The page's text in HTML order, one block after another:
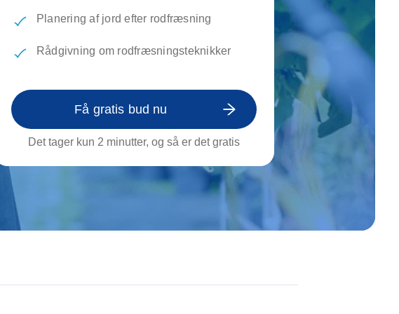
Transport af genstande
Udflytnings rengøring
Planering af jord efter rodfræsning
Rådgivning om rodfræsningsteknikker
Få gratis bud nu
Det tager kun 2 minutter, og så er det gratis